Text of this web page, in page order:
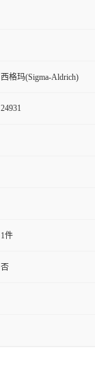
西格玛(Sigma-Aldrich)
24931
1件
否